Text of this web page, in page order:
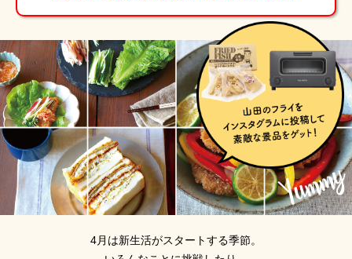
4月は新生活がスタートする季節。